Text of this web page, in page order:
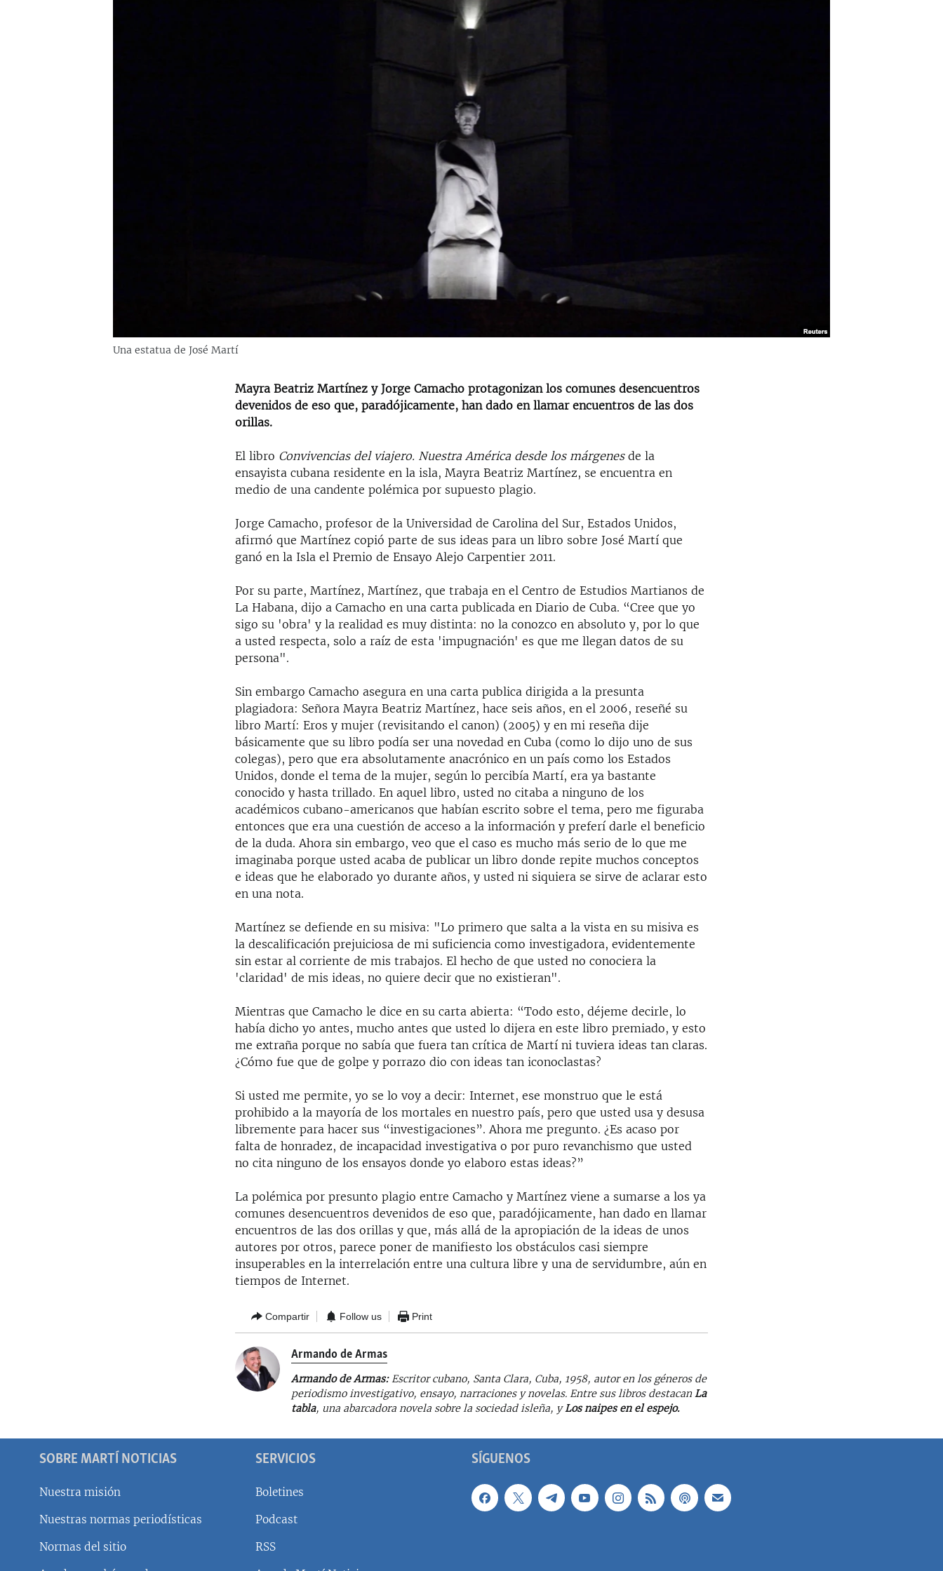
Una estatua de José Martí
Mayra Beatriz Martínez y Jorge Camacho protagonizan los comunes desencuentros
devenidos de eso que, paradójicamente, han dado en llamar encuentros de las dos
orillas.
El libro Convivencias del viajero. Nuestra América desde los márgenesde la
ensayista cubana residente en la isla, Mayra Beatriz Martínez, se encuentra en
medio de una candente polémica por supuesto plagio.
Jorge Camacho, profesor de la Universidad de Carolina del Sur, Estados Unidos,
afirmó que Martínez copió parte de sus ideas para un libro sobre José Martí que
ganó en la Isla el Premio de Ensayo Alejo Carpentier 2011.
Por su parte, Martínez, Martínez, que trabaja en el Centro de Estudios Martianos de
La Habana, dijo a Camacho en una carta publicada en Diario de Cuba. “Cree que yo
sigo su 'obra' y la realidad es muy distinta: no la conozco en absoluto y, por lo que
a usted respecta, solo a raíz de esta 'impugnación' es que me llegan datos de su
persona".
Sin embargo Camacho asegura en una carta publica dirigida a la presunta
plagiadora: Señora Mayra Beatriz Martínez, hace seis años, en el 2006, reseñé su
libro Martí: Eros y mujer (revisitando el canon) (2005) y en mi reseña dije
básicamente que su libro podía ser una novedad en Cuba (como lo dijo uno de sus
colegas), pero que era absolutamente anacrónico en un país como los Estados
Unidos, donde el tema de la mujer, según lo percibía Martí, era ya bastante
conocido y hasta trillado. En aquel libro, usted no citaba a ninguno de los
académicos cubano-americanos que habían escrito sobre el tema, pero me figuraba
entonces que era una cuestión de acceso a la información y preferí darle el beneficio
de la duda. Ahora sin embargo, veo que el caso es mucho más serio de lo que me
imaginaba porque usted acaba de publicar un libro donde repite muchos conceptos
e ideas que he elaborado yo durante años, y usted ni siquiera se sirve de aclarar esto
en una nota.
Martínez se defiende en su misiva: "Lo primero que salta a la vista en su misiva es
la descalificación prejuiciosa de mi suficiencia como investigadora, evidentemente
sin estar al corriente de mis trabajos. El hecho de que usted no conociera la
'claridad' de mis ideas, no quiere decir que no existieran".
Mientras que Camacho le dice en su carta abierta: “Todo esto, déjeme decirle, lo
había dicho yo antes, mucho antes que usted lo dijera en este libro premiado, y esto
me extraña porque no sabía que fuera tan crítica de Martí ni tuviera ideas tan claras.
¿Cómo fue que de golpe y porrazo dio con ideas tan iconoclastas?
Si usted me permite, yo se lo voy a decir: Internet, ese monstruo que le está
prohibido a la mayoría de los mortales en nuestro país, pero que usted usa y desusa
libremente para hacer sus “investigaciones”. Ahora me pregunto. ¿Es acaso por
falta de honradez, de incapacidad investigativa o por puro revanchismo que usted
no cita ninguno de los ensayos donde yo elaboro estas ideas?”
La polémica por presunto plagio entre Camacho y Martínez viene a sumarse a los ya
comunes desencuentros devenidos de eso que, paradójicamente, han dado en llamar
encuentros de las dos orillas y que, más allá de la apropiación de la ideas de unos
autores por otros, parece poner de manifiesto los obstáculos casi siempre
insuperables en la interrelación entre una cultura libre y una de servidumbre, aún en
tiempos de Internet.
Compartir Follow us Print
Armando de Armas
Armando de Armas:Escritor cubano, Santa Clara, Cuba, 1958, autor en los géneros de
periodismo investigativo, ensayo, narraciones y novelas. Entre sus libros destacanLa
tabla, una abarcadora novela sobre la sociedad isleña, yLos naipes en el espejo.
SÍGUENOS
SOBRE MARTÍ NOTICIAS
Nuestra misión
Nuestras normas periodísticas
Normas del sitio
SERVICIOS
Boletines
Podcast
RSS